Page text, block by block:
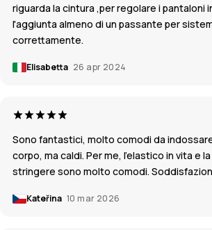
riguarda la cintura ,per regolare i pantaloni
l'aggiunta almeno di un passante per
correttamente.
Elisabetta 26 apr 2024
Sono fantastici, molto comodi da
corpo, ma caldi. Per me, l'elastico in vita e
stringere sono molto comodi.
Kateřina 10 mar 2026